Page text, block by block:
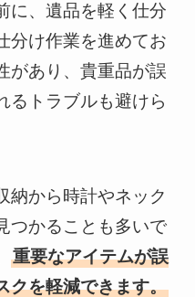
に、遺品を軽く仕分
分け作業を進めてお
があり、貴重品が誤
るトラブルも避けら
納から時計やネック
つかることも多いで
重要なアイテムが誤
クを軽減できます。